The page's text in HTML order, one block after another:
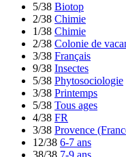
5/38 Biotop
2/38 Chimie
1/38 Chimie
2/38 Colonie de
3/38 Français
9/38 Insectes
5/38 Phytosociologie
3/38 Printemps
5/38 Tous ages
4/38 FR
3/38 Provence
12/38 6-7 ans